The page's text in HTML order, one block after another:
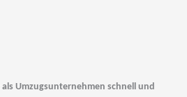
Umzugsunternehmen schnell und